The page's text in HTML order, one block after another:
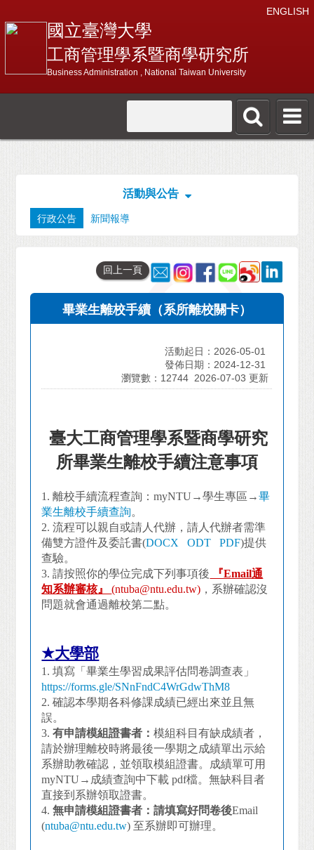
ENGLISH
國立臺灣大學
工商管理學系暨商學研究所
Business Administration , National Taiwan University
活動與公告
行政公告 新聞報導
回上一頁
畢業生離校手續（系所離校關卡）
活動起日：2026-05-01
發佈日期：2024-12-31
瀏覽數：12744 2026-07-03 更新
臺大工商管理學系暨商學研究
所畢業生離校手續注意事項
1.離校手續流程查詢：myNTU→學生專區→畢
業生離校手續查詢。
2. 流程可以親自或請人代辦，請人代辦者需準
備雙方證件及委託書(DOCX ODT PDF)提供
查驗。
3.請按照你的學位完成下列事項後 『Email通
知系辦審核』(ntuba@ntu.edu.tw) ，系辦確認沒
問題就會通過離校第二點。
★大學部
1.填寫「畢業生學習成果評估問卷調查表」
https://forms.gle/SNnFndC4WrGdwThM8
2.確認本學期各科修課成績已經出來並且無
誤。
3.有申請模組證書者：模組科目有缺成績者，
請於辦理離校時將最後一學期之成績單出示給
系辦助教確認，並領取模組證書。成績單可用
myNTU→成績查詢中下載 pdf檔。無缺科目者
直接到系辦領取證書。
4.無申請模組證書者：請填寫好問卷後Email
(ntuba@ntu.edu.tw) 至系辦即可辦理。